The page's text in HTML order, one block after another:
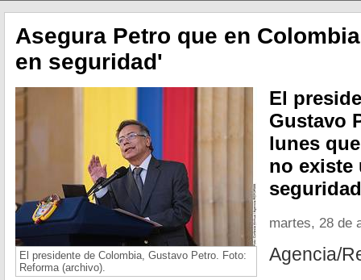
Asegura Petro que en
en seguridad'
El presidente de Colombia, Gustavo Petro. Foto:
Reforma (archivo).
El
Gustavo
lunes
no existe
martes, 28 de
Agencia/